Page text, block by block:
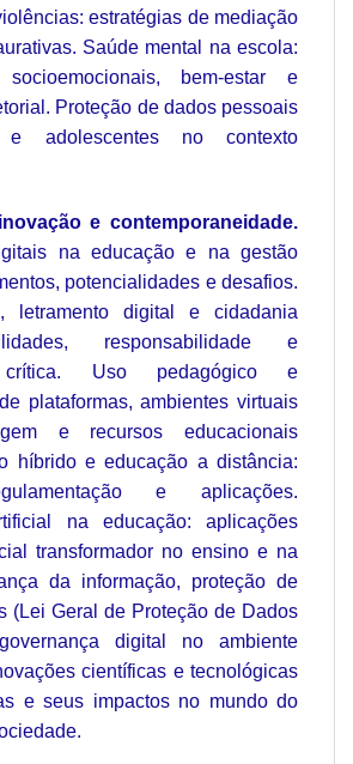
estratégias de mediação
Saúde mental na escola:
socioemocionais, bem-estar e
Proteção de dados pessoais
adolescentes no contexto
e contemporaneidade.
na educação e na gestão
potencialidades e desafios.
letramento digital e cidadania
responsabilidade e
crítica. Uso pedagógico e
plataformas, ambientes virtuais
e recursos educacionais
híbrido e educação a distância:
e aplicações.
na educação: aplicações
transformador no ensino e na
da informação, proteção de
(Lei Geral de Proteção de Dados
digital no ambiente
científicas e tecnológicas
e seus impactos no mundo do